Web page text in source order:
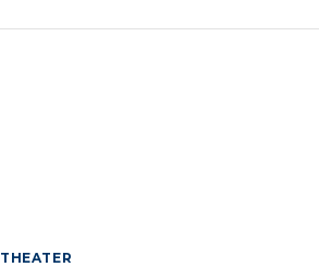
THEATER